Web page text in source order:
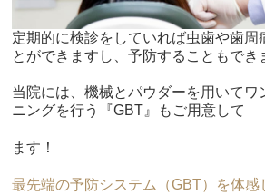
定期的に検診をしていれば虫歯や歯周
とができますし、予防することもでき
当院には、機械とパウダーを用いてワ
ニングを行う『GBT』もご用意して
ます！
最先端の予防システム（GBT）を体感